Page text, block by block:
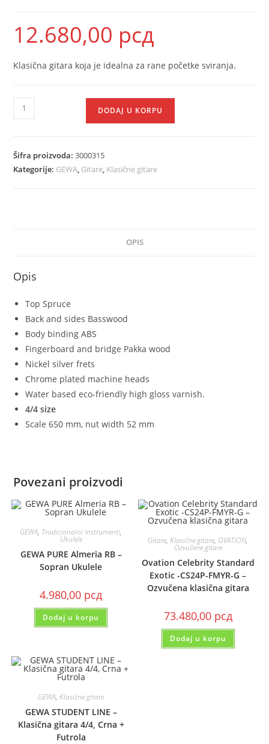
12.680,00 рсд
Klasična gitara koja je idealna za rane početke sviranja.
DODAJ U KORPU
Šifra proizvoda:3000315
Kategorije: GEWA, Gitare, Klasične gitare
OPIS
Opis
Top Spruce
Back and sides Basswood
Body binding ABS
Fingerboard and bridge Pakka wood
Nickel silver frets
Chrome plated machine heads
Water based eco-friendly high gloss varnish.
4/4 size
Scale 650 mm, nut width 52 mm
Povezani proizvodi
GEWA, Tradicionalni instrumenti,
Ukulele
GEWA PURE Almeria RB –
Sopran Ukulele
4.980,00 рсд
Dodaj u korpu
Gitare,Klasične gitare, OVATION,
Ozvučene gitare
Ovation Celebrity Standard
Exotic -CS24P-FMYR-G –
Ozvučena klasična gitara
73.480,00 рсд
Dodaj u korpu
GEWA,Klasične gitare
GEWA STUDENT LINE –
Klasična gitara 4/4, Crna +
Futrola